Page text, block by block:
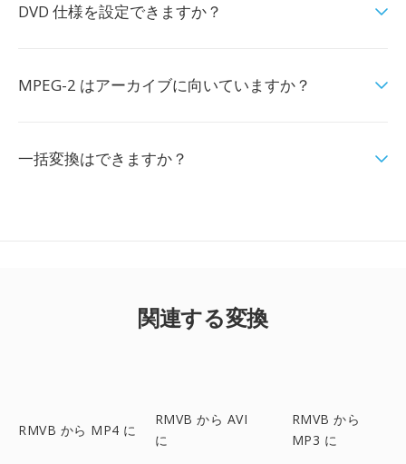
DVD 仕様を設定できますか？
MPEG-2 はアーカイブに向いていますか？
一括変換はできますか？
関連する変換
RMVB から MP4 に
RMVB から AVI
に
RMVB から
MP3 に